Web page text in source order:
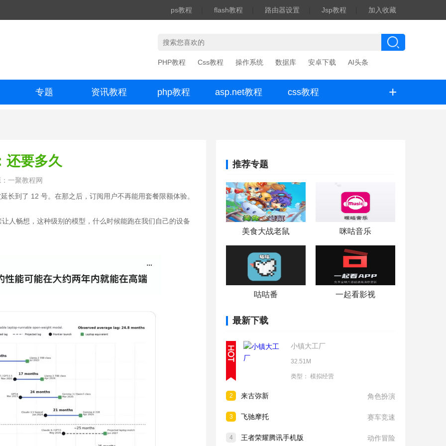
ps教程 flash教程 路由器设置 Jsp教程 加入收藏
PHP教程 Css教程 操作系统 数据库 安卓下载 AI头条
专题 资讯教程 php教程 asp.net教程 css教程 +
推荐专题
美食大战老鼠 咪咕音乐
咕咕番 一起看影视
最新下载
小镇大工厂
32.51M
类型： 模拟经营
2 来古弥新 角色扮演
3 飞驰摩托 赛车竞速
4 王者荣耀腾讯手机版 动作冒险
要多久
一聚教程网
长到了 12 号。在那之后，订阅用户不再能用套餐限额体验。
人畅想，这种级别的模型，什么时候能跑在我们自己的设备